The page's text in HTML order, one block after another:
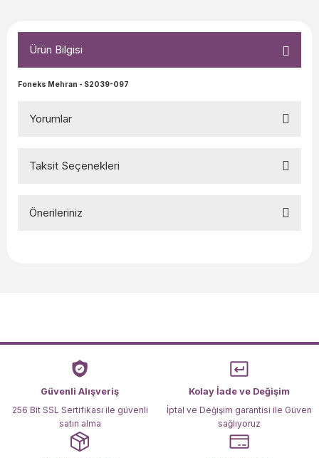
Ürün Bilgisi
Foneks Mehran - S2039-097
Yorumlar
Taksit Seçenekleri
Önerileriniz
Ürün açıklamasında eksik bilgiler bulunuyor.
Ürün bilgilerinde hatalar bulunuyor.
Ürün fiyatı diğer sitelerden daha pahalı.
Bu ürüne benzer farklı alternatifler olmalı.
Güvenli Alışveriş
256 Bit SSL Sertifikası ile güvenli
satın alma
Kolay İade ve Değişim
İptal ve Değişim garantisi ile Güven
sağlıyoruz